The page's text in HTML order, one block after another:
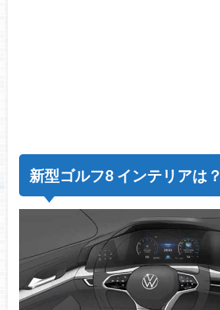
新型ゴルフ8 インテリアは？